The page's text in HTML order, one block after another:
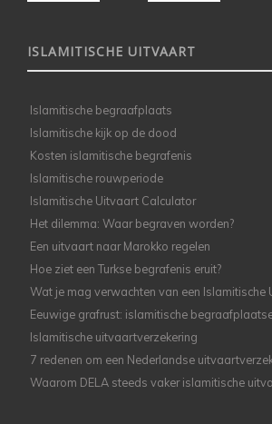
ISLAMITISCHE UITVAART
Islamitische begraafplaats
Islamitische kijk op de dood
Kosten islamitische begrafenis
Islamitische rouwperiode
Islamitische Uitvaart Calculator
Het dilemma: Waar begraven worden?
Een uitvaart naar Marokko regelen
Hoe ziet een Turkse begrafenis eruit?
Wat je mag verwachten van een Islamitische
Eeuwige grafrust: islamitische
Islamitische uitvaartverzekering
7 redenen om een Nederlandse
Waarom DELA steeds vaker islamitische